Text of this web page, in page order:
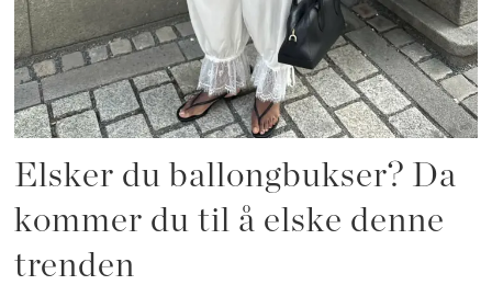
Elsker du ballongbukser? Da
kommer du til å elske denne
trenden